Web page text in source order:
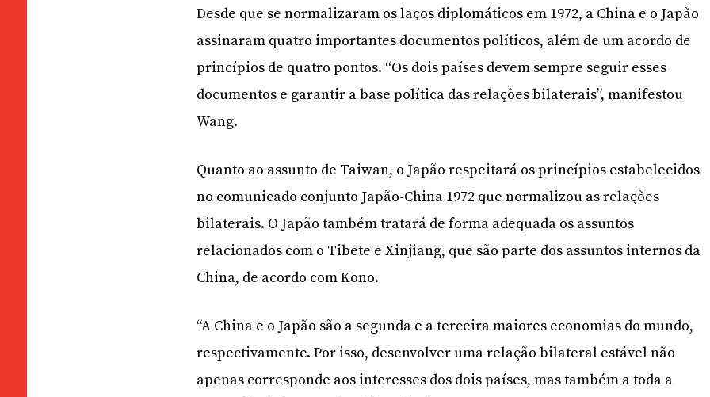
Desde que se normalizaram os laços diplomáticos em 1972, a China e o Japão
assinaram quatro importantes documentos políticos, além de um acordo de
princípios de quatro pontos. “Os dois países devem sempre seguir esses
documentos e garantir a base política das relações bilaterais”, manifestou
Wang.
Quanto ao assunto de Taiwan, o Japão respeitará os princípios estabelecidos
no comunicado conjunto Japão-China 1972 que normalizou as relações
bilaterais. O Japão também tratará de forma adequada os assuntos
relacionados com o Tibete e Xinjiang, que são parte dos assuntos internos da
China, de acordo com Kono.
“A China e o Japão são a segunda e a terceira maiores economias do mundo,
respectivamente. Por isso, desenvolver uma relação bilateral estável não
apenas corresponde aos interesses dos dois países, mas também a toda a